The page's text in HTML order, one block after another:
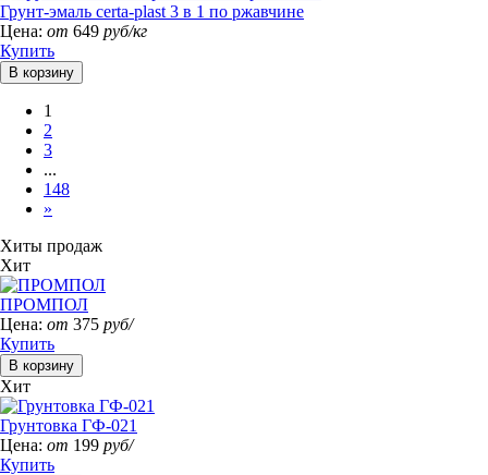
Грунт-эмаль certa-plast 3 в 1 по ржавчине
Цена: от 649 руб/кг
Купить
1
2
3
...
148
»
Хиты продаж
Хит
ПРОМПОЛ
Цена: от 375 руб/
Купить
Хит
Грунтовка ГФ-021
Цена: от 199 руб/
Купить